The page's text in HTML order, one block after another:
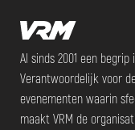
Al sinds 2001 een
Verantwoordelijk voor
evenementen waarin
maakt VRM de